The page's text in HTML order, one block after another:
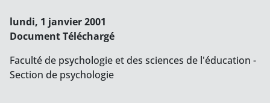
lundi, 1 janvier 2001
Document Téléchargé
Faculté de psychologie et des sciences de l'éducation -
Section de psychologie